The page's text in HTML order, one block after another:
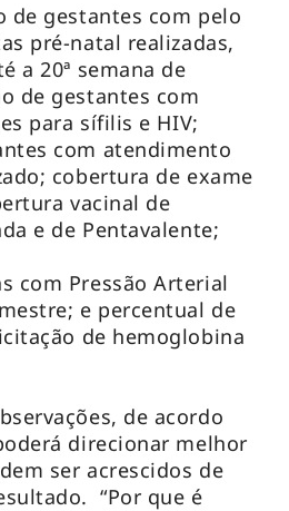
de gestantes com pelo
pré-natal realizadas,
a 20ª semana de
de gestantes com
para sífilis e HIV;
com atendimento
cobertura de exame
vacinal de
e de Pentavalente;
com Pressão Arterial
e percentual de
de hemoglobina
de acordo
direcionar melhor
ser acrescidos de
“Por que é